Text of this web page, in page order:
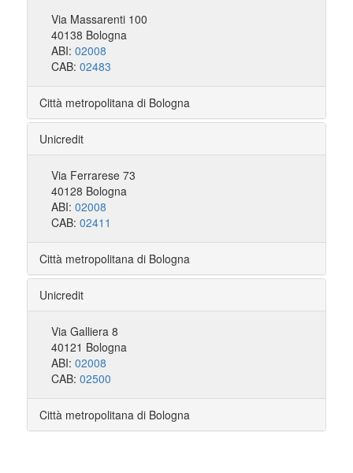
Via Massarenti 100
40138 Bologna
ABI: 02008
CAB: 02483
Città metropolitana di Bologna
Unicredit
Via Ferrarese 73
40128 Bologna
ABI: 02008
CAB: 02411
Città metropolitana di Bologna
Unicredit
Via Galliera 8
40121 Bologna
ABI: 02008
CAB: 02500
Città metropolitana di Bologna